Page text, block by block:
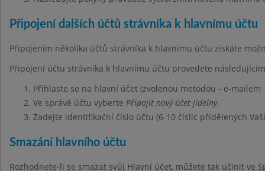
Připojení dalších účtů strávníka k hlavnímu účtu
Připojením několika účtů strávníka k hlavnímu účtu získáte
Připojení účtu strávníka k hlavnímu účtu provedete
Přihlaste se na hlavní účet (zvolenou metodou - e-mailem
Ve správě účtu vyberte Připojit nový účet jídelny.
Zadejte identifikační číslo účtu (6-10 číslic přidělených
Smazání hlavního účtu
Rozhodnete-li se smazat svůj Hlavní účet, můžete tak učinit ve